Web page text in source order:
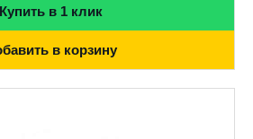
Купить в 1 клик
в корзину